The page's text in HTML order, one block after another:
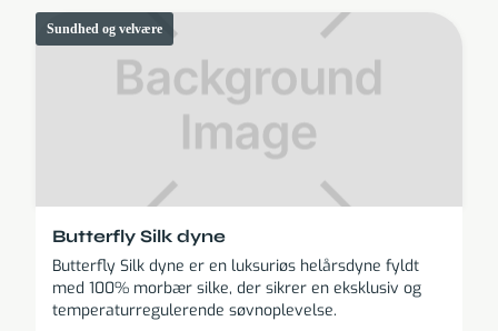
Butterfly Silk dyne
Butterfly Silk dyne er en luksuriøs helårsdyne fyldt
med 100% morbær silke, der sikrer en eksklusiv og
temperaturregulerende søvnoplevelse.
Sundhed og velvære